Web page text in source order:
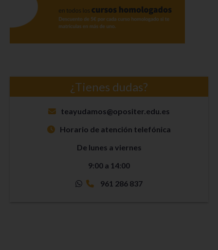
¿Tienes dudas?
teayudamos@opositer.edu.es
Horario de atención telefónica
De lunes a viernes
9:00 a 14:00
961 286 837